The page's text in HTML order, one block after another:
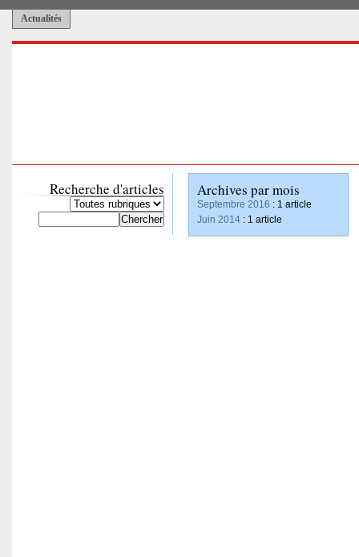
Actualités
Recherche d'articles Archives par mois
Septembre 2016 : 1 article
Juin 2014 : 1 article